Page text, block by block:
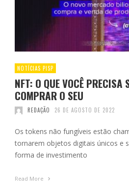
NOTÍCIAS PISP
NFT: O QUE VOCÊ PRECISA
COMPRAR O SEU
REDAÇÃO 26 DE AGOSTO DE 2022
Os tokens não fungíveis estão
tornarem objetos digitais únicos e
forma de investimento
Read More